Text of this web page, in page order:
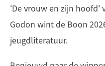
'De vrouw en zijn hoofd'
Godon wint de Boon
jeugdliteratuur.